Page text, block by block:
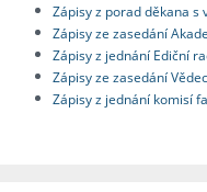
Zápisy z porad děkana s
Zápisy ze zasedání
Zápisy z jednání Ediční
Zápisy ze zasedání
Zápisy z jednání komisí